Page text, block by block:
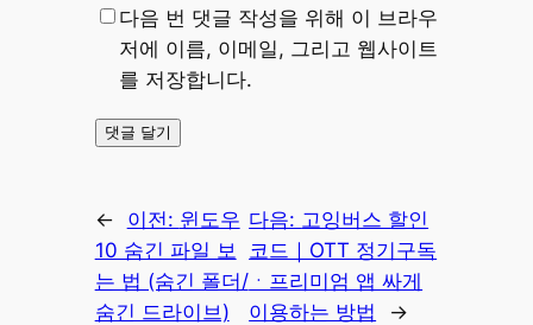
다음 번 댓글 작성을 위해 이 브라우
저에 이름, 이메일, 그리고 웹사이트
를 저장합니다.
← 이전: 윈도우
10 숨긴 파일 보
는 법 (숨긴 폴더/
숨긴 드라이브)
다음: 고잉버스 할인
코드｜OTT 정기구독
ㆍ프리미엄 앱 싸게
이용하는 방법
→